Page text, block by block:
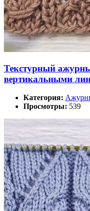
Текстурный
вертикальными
Категория:
Просмотры: 539